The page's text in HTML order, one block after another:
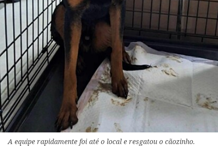
A equipe rapidamente foi até o local e resgatou o cãozinho.